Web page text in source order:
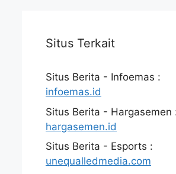
Situs Terkait
Situs Berita - Infoemas :
infoemas.id
Situs Berita - Hargasemen
hargasemen.id
Situs Berita - Esports :
unequalledmedia.com